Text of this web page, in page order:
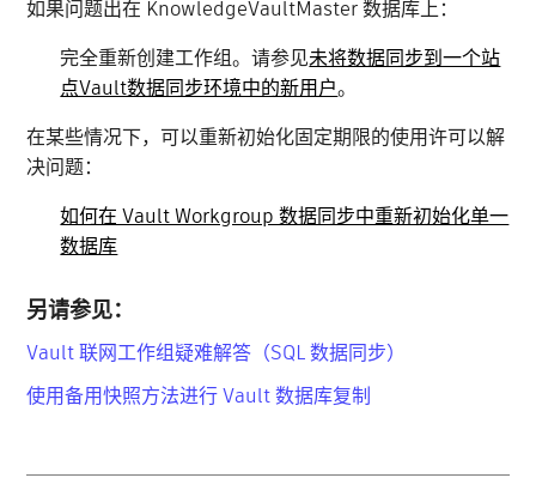
如果问题出在 KnowledgeVaultMaster 数据库上：
完全重新创建工作组。请参见未将数据同步到一个站
点Vault数据同步环境中的新用户。
在某些情况下，可以重新初始化固定期限的使用许可以解
决问题：
如何在 Vault Workgroup 数据同步中重新初始化单一
数据库
另请参见：
Vault 联网工作组疑难解答（SQL 数据同步）
使用备用快照方法进行 Vault 数据库复制